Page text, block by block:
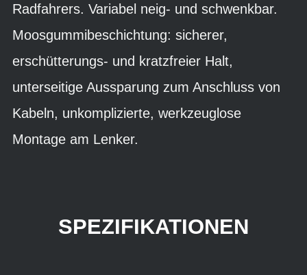
Radfahrers. Variabel neig- und schwenkbar.
Moosgummibeschichtung: sicherer,
erschütterungs- und kratzfreier Halt,
unterseitige Aussparung zum Anschluss von
Kabeln, unkomplizierte, werkzeuglose
Montage am Lenker.
SPEZIFIKATIONEN